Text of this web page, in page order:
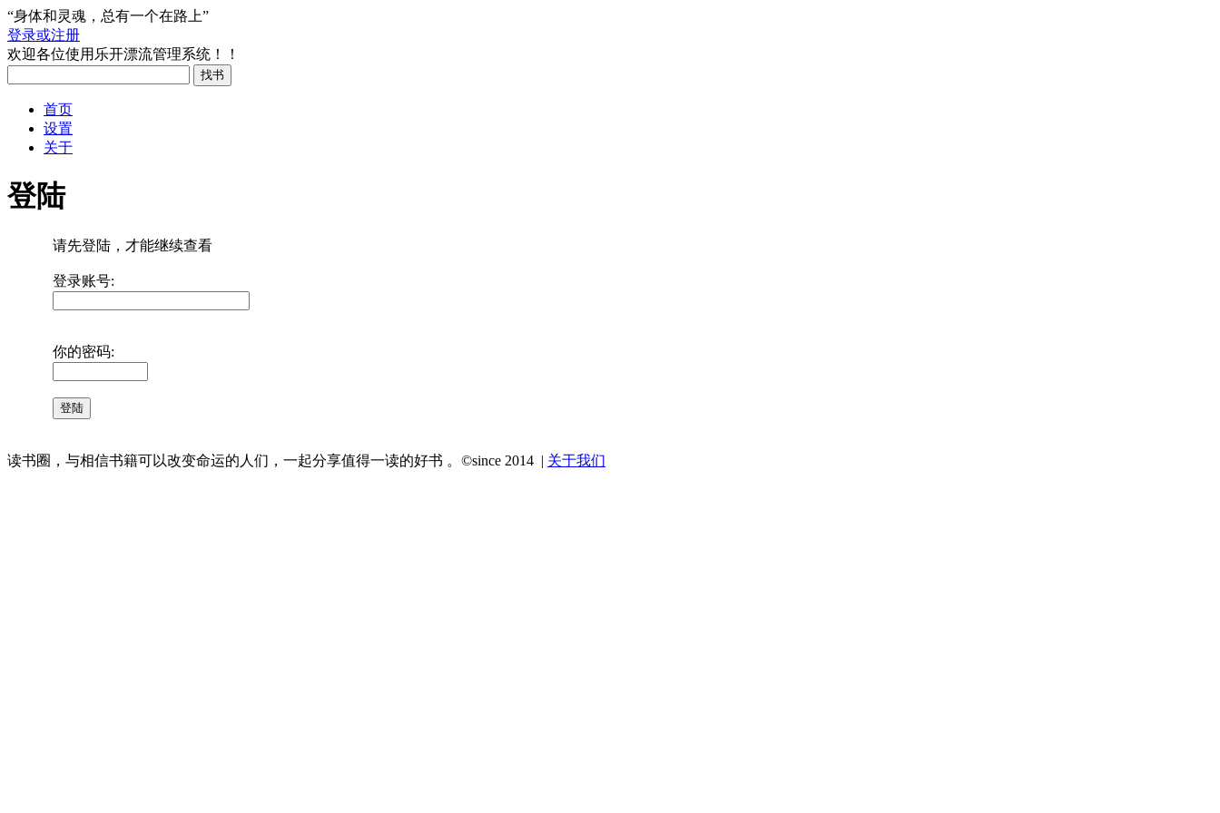
“身体和灵魂，总有一个在路上”
登录或注册
欢迎各位使用乐开漂流管理系统！！
首页
设置
关于
登陆
请先登陆，才能继续查看
登录账号:
你的密码:
读书圈，与相信书籍可以改变命运的人们，一起分享值得一读的好书 。©since 2014 | 关于我们